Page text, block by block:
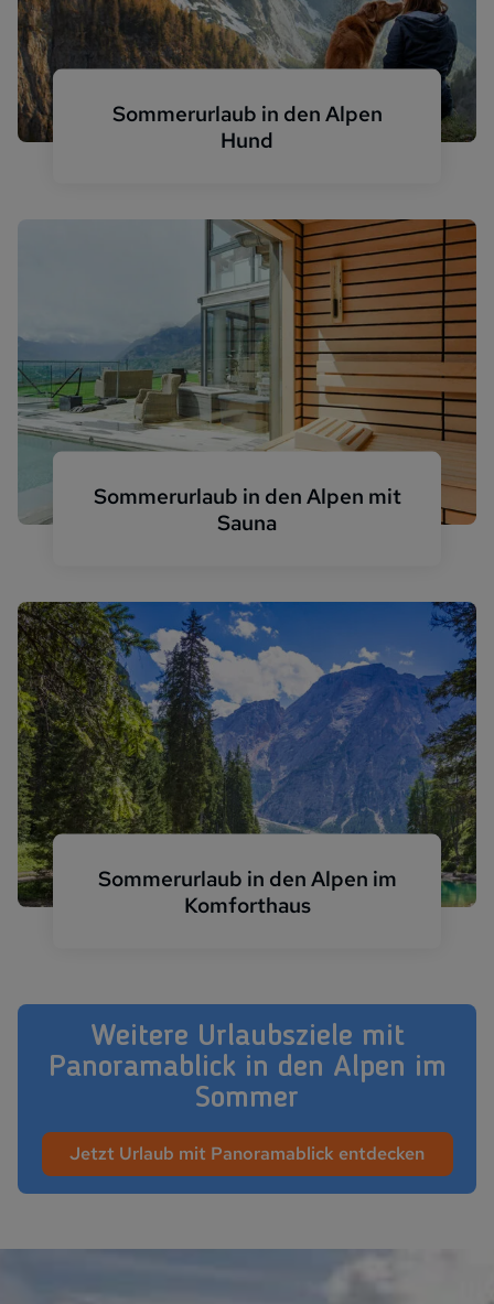
Sommerurlaub in den Alpen
Hund
Sommerurlaub in den Alpen mit
Sauna
Sommerurlaub in den Alpen im
Komforthaus
Weitere Urlaubsziele mit
Panoramablick in den Alpen im
Sommer
Jetzt Urlaub mit Panoramablick entdecken